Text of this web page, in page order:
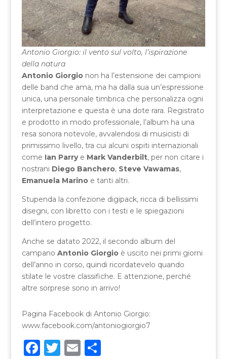
Antonio Giorgio: il vento sul volto, l’ispirazione
della natura
Antonio Giorgionon ha l’estensione dei campioni
delle band che ama, ma ha dalla sua un’espressione
unica, una personale timbrica che personalizza ogni
interpretazione e questa è una dote rara. Registrato
e prodotto in modo professionale, l’album ha una
resa sonora notevole, avvalendosi di musicisti di
primissimo livello, tra cui alcuni ospiti internazionali
come Ian Parrye Mark Vanderbilt, per non citare i
nostrani Diego Banchero, Steve Vawamas,
Emanuela Marinoe tanti altri.
Stupenda la confezione digipack, ricca di bellissimi
disegni, con libretto con i testi e le spiegazioni
dell’intero progetto.
Anche se datato 2022, il secondo album del
campano Antonio Giorgioè uscito nei primi giorni
dell’anno in corso, quindi ricordatevelo quando
stilate le vostre classifiche. E attenzione, perché
altre sorprese sono in arrivo!
Pagina Facebook di Antonio Giorgio:
www.facebook.com/antoniogiorgio7
F T E C